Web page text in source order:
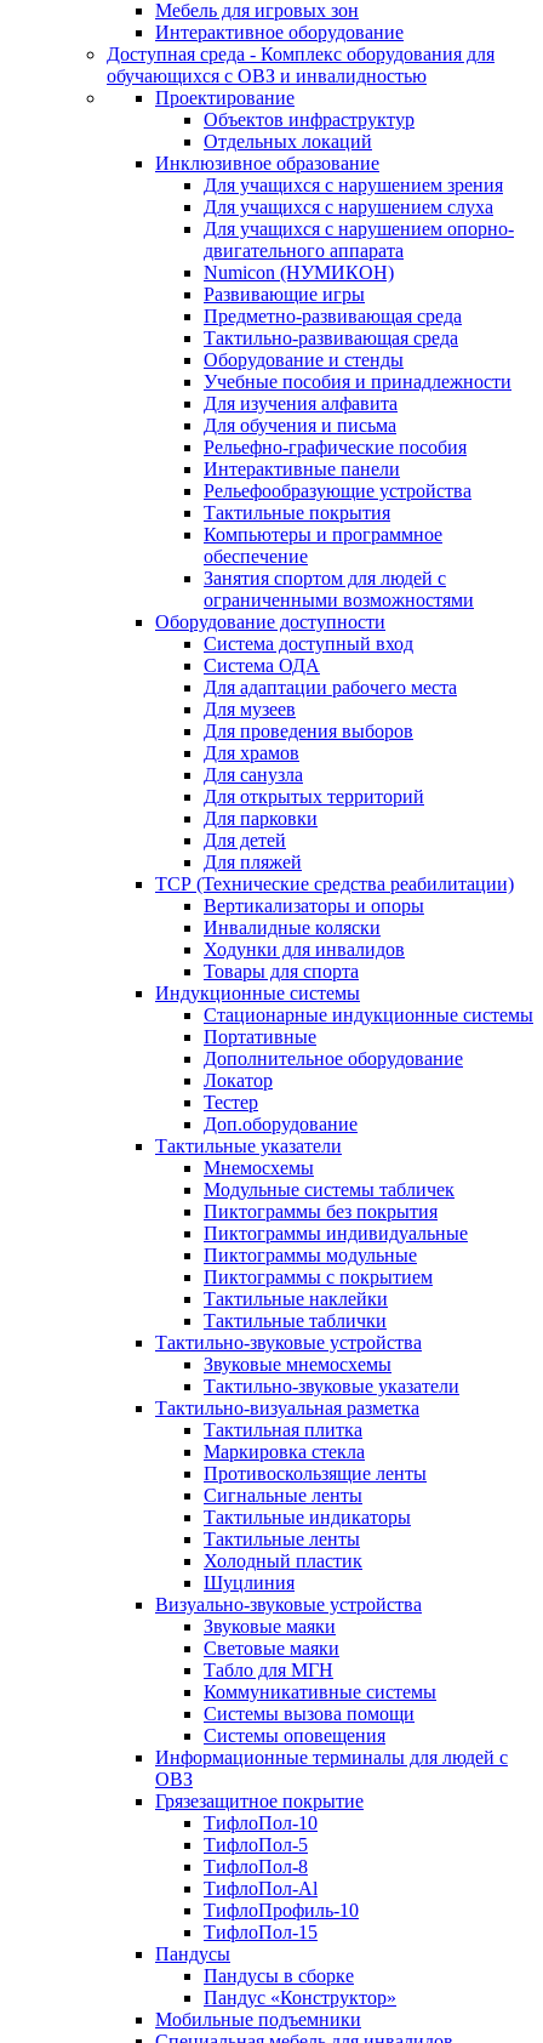
Мебель для игровых зон
Интерактивное оборудование
Доступная среда - Комплекс оборудования для
обучающихся с ОВЗ и инвалидностью
Проектирование
Объектов инфраструктур
Отдельных локаций
Инклюзивное образование
Для учащихся с нарушением зрения
Для учащихся с нарушением слуха
Для учащихся с нарушением опорно-
двигательного аппарата
Numicon (НУМИКОН)
Развивающие игры
Предметно-развивающая среда
Тактильно-развивающая среда
Оборудование и стенды
Учебные пособия и принадлежности
Для изучения алфавита
Для обучения и письма
Рельефно-графические пособия
Интерактивные панели
Рельефообразующие устройства
Тактильные покрытия
Компьютеры и программное
обеспечение
Занятия спортом для людей с
ограниченными возможностями
Оборудование доступности
Система доступный вход
Система ОДА
Для адаптации рабочего места
Для музеев
Для проведения выборов
Для храмов
Для санузла
Для открытых территорий
Для парковки
Для детей
Для пляжей
ТСР (Технические средства реабилитации)
Вертикализаторы и опоры
Инвалидные коляски
Ходунки для инвалидов
Товары для спорта
Индукционные системы
Стационарные индукционные системы
Портативные
Дополнительное оборудование
Локатор
Тестер
Доп.оборудование
Тактильные указатели
Мнемосхемы
Модульные системы табличек
Пиктограммы без покрытия
Пиктограммы индивидуальные
Пиктограммы модульные
Пиктограммы с покрытием
Тактильные наклейки
Тактильные таблички
Тактильно-звуковые устройства
Звуковые мнемосхемы
Тактильно-звуковые указатели
Тактильно-визуальная разметка
Тактильная плитка
Маркировка стекла
Противоскользящие ленты
Сигнальные ленты
Тактильные индикаторы
Тактильные ленты
Холодный пластик
Шуцлиния
Визуально-звуковые устройства
Звуковые маяки
Световые маяки
Табло для МГН
Коммуникативные системы
Системы вызова помощи
Системы оповещения
Информационные терминалы для людей с
ОВЗ
Грязезащитное покрытие
ТифлоПол-10
ТифлоПол-5
ТифлоПол-8
ТифлоПол-Al
ТифлоПрофиль-10
ТифлоПол-15
Пандусы
Пандусы в сборке
Пандус «Конструктор»
Мобильные подъемники